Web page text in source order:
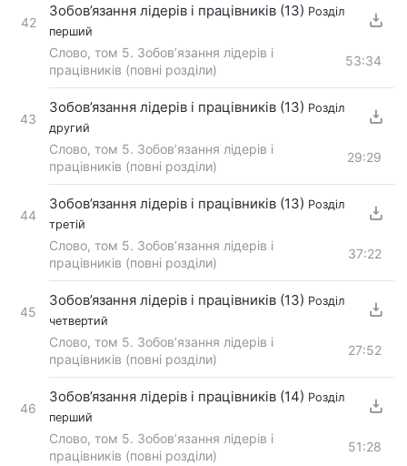
42
Зобов’язання лідерів і працівників (13) Розділ
перший
Слово, том 5. Зобов’язання лідерів і
працівників (повні розділи)
53:34
43
Зобов’язання лідерів і працівників (13) Розділ
другий
Слово, том 5. Зобов’язання лідерів і
працівників (повні розділи)
29:29
44
Зобов’язання лідерів і працівників (13) Розділ
третій
Слово, том 5. Зобов’язання лідерів і
працівників (повні розділи)
37:22
45
Зобов’язання лідерів і працівників (13) Розділ
четвертий
Слово, том 5. Зобов’язання лідерів і
працівників (повні розділи)
27:52
46
Зобов’язання лідерів і працівників (14) Розділ
перший
Слово, том 5. Зобов’язання лідерів і
працівників (повні розділи)
51:28